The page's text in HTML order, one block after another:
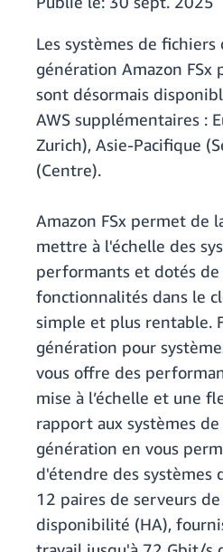
Les systèmes de fichiers
génération Amazon FSx
sont désormais
AWS supplémentaires :
Zurich), Asie-Pacifique
(Centre).
Amazon FSx permet de
mettre à l'échelle des
performants et dotés de
fonctionnalités dans le
simple et plus rentable.
génération pour
vous offre des
mise à l’échelle et une
rapport aux systèmes
génération en vous
d'étendre des systèmes
12 paires de serveurs
disponibilité (HA),